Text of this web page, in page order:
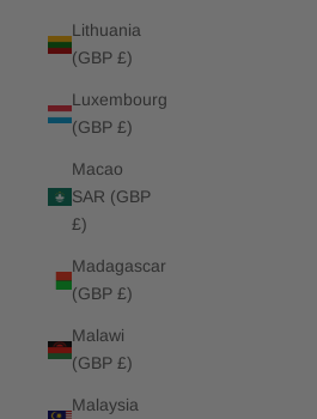
Lithuania
(GBP £)
Luxembourg
(GBP £)
Macao
SAR (GBP
£)
Madagascar
(GBP £)
Malawi
(GBP £)
Malaysia